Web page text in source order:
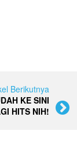
Berikutnya
KE SINI
HITS NIH!